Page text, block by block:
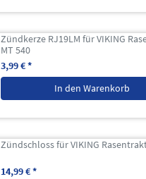
Zündkerze RJ19LM für VIKING
MT 540
3,99 € *
In den Warenkorb
Zündschloss für VIKING
14,99 € *